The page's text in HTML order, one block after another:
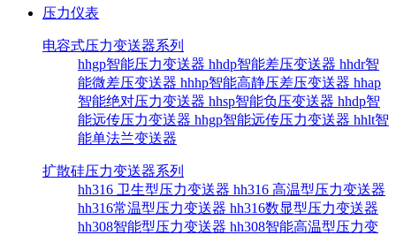
压力仪表
电容式压力变送器系列
hhgp智能压力变送器 hhdp智能差压变送器 hhdr智
能微差压变送器 hhhp智能高静压差压变送器 hhap
智能绝对压力变送器 hhsp智能负压变送器 hhdp智
能远传压力变送器 hhgp智能远传压力变送器 hhlt智
能单法兰变送器
扩散硅压力变送器系列
hh316 卫生型压力变送器 hh316 高温型压力变送器
hh316常温型压力变送器 hh316数显型压力变送器
hh308智能型压力变送器 hh308智能高温型压力变